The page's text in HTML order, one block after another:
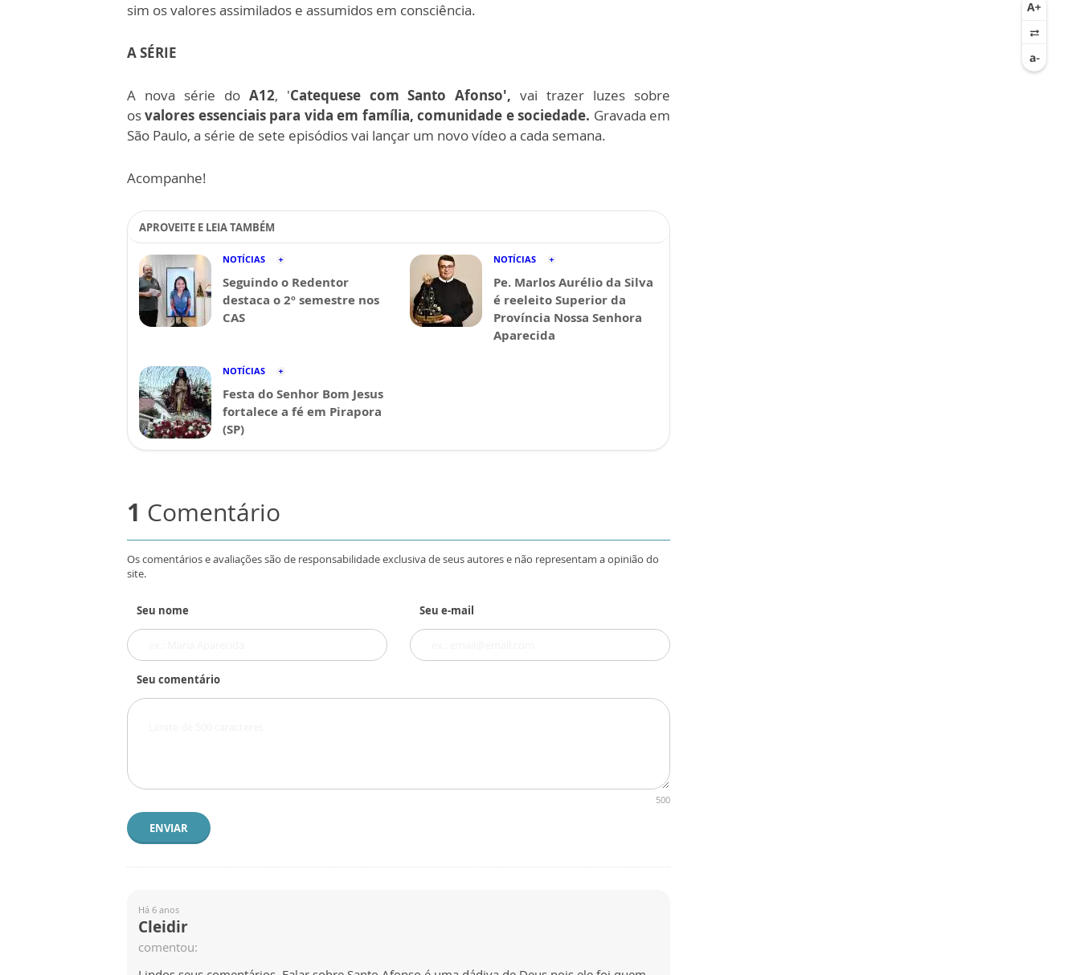
sim os valores assimilados e assumidos em consciência.
A SÉRIE
A nova série do A12, 'Catequese com Santo Afonso', vai trazer luzes sobre
osvalores essenciais para vida em família, comunidade e sociedade. Gravada em
São Paulo, a série de sete episódios vai lançar um novo vídeo a cada semana.
Acompanhe!
APROVEITE E LEIA TAMBÉM
NOTÍCIAS
Seguindo o Redentor
destaca o 2º semestre nos
CAS
NOTÍCIAS
Pe. Marlos Aurélio da Silva
é reeleito Superior da
Província Nossa Senhora
Aparecida
NOTÍCIAS
Festa do Senhor Bom Jesus
fortalece a fé em Pirapora
(SP)
1 Comentário
Os comentários e avaliações são de responsabilidade exclusiva de seus autores e não representam a opinião do
site.
Seu nome Seu e-mail
Seu comentário
500
ENVIAR
Há 6 anos
Cleidir
comentou: